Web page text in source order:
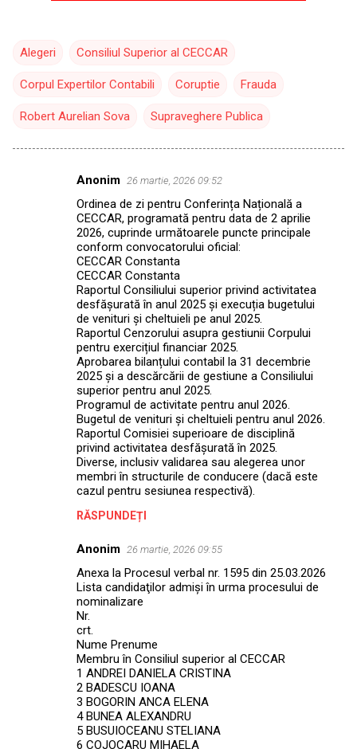
Alegeri Consiliul Superior al CECCAR
Corpul Expertilor Contabili Coruptie Frauda
Robert Aurelian Sova Supraveghere Publica
Anonim 26 martie, 2026 09:52
Ordinea de zi pentru Conferința Națională a
CECCAR, programată pentru data de 2 aprilie
2026, cuprinde următoarele puncte principale
conform convocatorului oficial:
CECCAR Constanta
CECCAR Constanta
Raportul Consiliului superior privind activitatea
desfășurată în anul 2025 și execuția bugetului
de venituri și cheltuieli pe anul 2025.
Raportul Cenzorului asupra gestiunii Corpului
pentru exercițiul financiar 2025.
Aprobarea bilanțului contabil la 31 decembrie
2025 și a descărcării de gestiune a Consiliului
superior pentru anul 2025.
Programul de activitate pentru anul 2026.
Bugetul de venituri și cheltuieli pentru anul 2026.
Raportul Comisiei superioare de disciplină
privind activitatea desfășurată în 2025.
Diverse, inclusiv validarea sau alegerea unor
membri în structurile de conducere (dacă este
cazul pentru sesiunea respectivă).
RĂSPUNDEȚI
Anonim 26 martie, 2026 09:55
Anexa la Procesul verbal nr. 1595 din 25.03.2026
Lista candidaţilor admiși în urma procesului de
nominalizare
Nr.
crt.
Nume Prenume
Membru în Consiliul superior al CECCAR
1 ANDREI DANIELA CRISTINA
2 BADESCU IOANA
3 BOGORIN ANCA ELENA
4 BUNEA ALEXANDRU
5 BUSUIOCEANU STELIANA
6 COJOCARU MIHAELA